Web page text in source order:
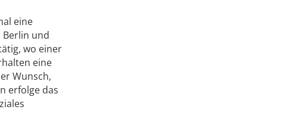
eine
und
wo einer
eine
Wunsch,
erfolge das